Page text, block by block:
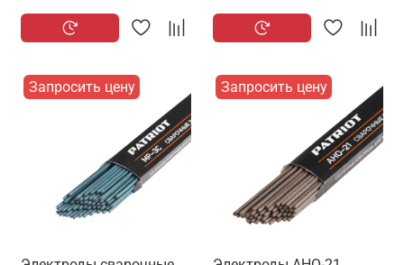
Запросить цену Запросить цену